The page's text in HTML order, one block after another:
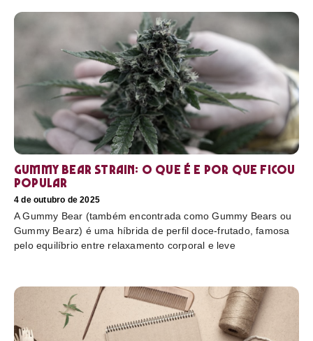
Gummy Bear Strain: o que é e por que ficou
popular
4 de outubro de 2025
A Gummy Bear (também encontrada como Gummy Bears ou
Gummy Bearz) é uma híbrida de perfil doce-frutado, famosa
pelo equilíbrio entre relaxamento corporal e leve